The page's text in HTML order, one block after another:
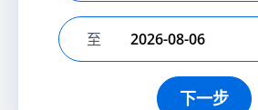
选择结束日期
至
下一步